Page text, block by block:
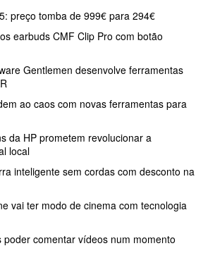
preço tomba de 999€ para 294€
earbuds CMF Clip Pro com botão
Gentlemen desenvolve ferramentas
ao caos com novas ferramentas para
da HP prometem revolucionar a
local
inteligente sem cordas com desconto na
vai ter modo de cinema com tecnologia
poder comentar vídeos num momento